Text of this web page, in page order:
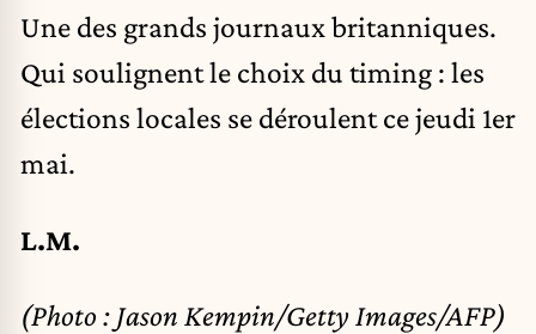
Une des grands journaux britanniques.
Qui soulignent le choix du timing : les
élections locales se déroulent ce jeudi 1er
mai.
L.M.
(Photo : Jason Kempin/Getty Images/AFP)